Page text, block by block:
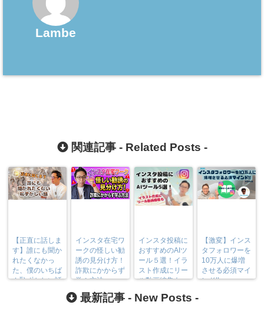
Lambe
関連記事 - Related Posts -
【正直に話しま
す】誰にも聞か
れたくなかっ
た、僕のいちば
ん恥ずかしい話
インスタ在宅ワ
ークの怪しい勧
誘の見分け方！
詐欺にかからず
学ぶ方法
インスタ投稿に
おすすめのAIツ
ール５選！イラ
スト作成にリー
ル動画編集も
【激変】インス
タフォロワーを
10万人に爆増
させる必須マイ
ンド!!
最新記事 - New Posts -